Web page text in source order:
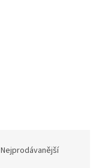
Nejprodávanější